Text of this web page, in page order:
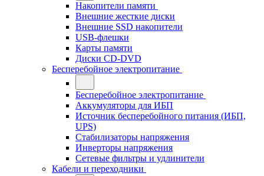
Накопители памяти
Внешние жесткие диски
Внешние SSD накопители
USB-флешки
Карты памяти
Диски CD-DVD
Бесперебойное электропитание
Бесперебойное электропитание
Аккумуляторы для ИБП
Источник бесперебойного питания (ИБП,
UPS)
Стабилизаторы напряжения
Инверторы напряжения
Сетевые фильтры и удлинители
Кабели и переходники